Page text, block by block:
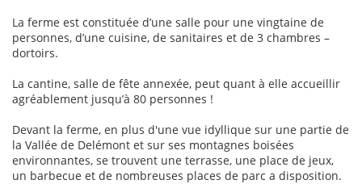
La ferme est constituée d’une salle pour une vingtaine de
personnes, d’une cuisine, de sanitaires et de 3 chambres –
dortoirs.
La cantine, salle de fête annexée, peut quant à elle accueillir
agréablement jusqu’à 80 personnes !
Devant la ferme, en plus d'une vue idyllique sur une partie de
la Vallée de Delémont et sur ses montagnes boisées
environnantes, se trouvent une terrasse, une place de jeux,
un barbecue et de nombreuses places de parc a disposition.